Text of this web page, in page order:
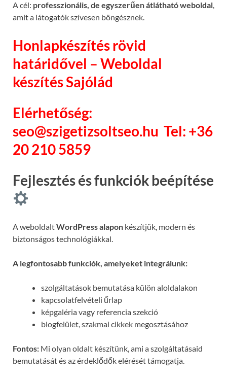
A cél: professzionális, de egyszerűen átlátható weboldal,
amit a látogatók szívesen böngésznek.
Honlapkészítés rövid
határidővel – Weboldal
készítés Sajólád
Elérhetőség:
seo@szigetizsoltseo.hu Tel: +36
20 210 5859
Fejlesztés és funkciók beépítése
A weboldaltWordPress alapon készítjük, modern és
biztonságos technológiákkal.
A legfontosabb funkciók, amelyeket integrálunk:
szolgáltatások bemutatása külön aloldalakon
kapcsolatfelvételi űrlap
képgaléria vagy referencia szekció
blogfelület, szakmai cikkek megosztásához
Fontos: Mi olyan oldalt készítünk, ami a szolgáltatásaid
bemutatását és az érdeklődők elérését támogatja.